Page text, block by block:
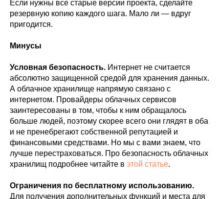
Если нужны все старые версии проекта, сделайте
резервную копию каждого шага. Мало ли — вдруг
пригодится.
Минусы
Условная безопасность. Интернет не считается
абсолютно защищенной средой для хранения данных.
А облачное хранилище напрямую связано с
интернетом. Провайдеры облачных сервисов
заинтересованы в том, чтобы к ним обращалось
больше людей, поэтому скорее всего они глядят в оба
и не пренебрегают собственной репутацией и
финансовыми средствами. Но мы с вами знаем, что
лучше перестраховаться. Про безопасность облачных
хранилищ подробнее читайте в этой статье.
Ограничения по бесплатному использованию.
Для получения дополнительных функций и места для